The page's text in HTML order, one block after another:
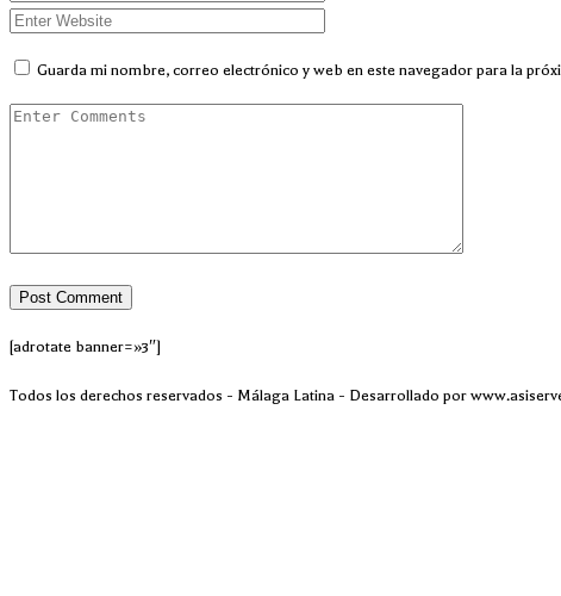
Guarda mi nombre, correo electrónico y web en este navegador para la
[adrotate banner=»3″]
Todos los derechos reservados - Málaga Latina - Desarrollado por